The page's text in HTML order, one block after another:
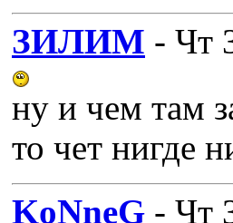
ЗИЛИМ - Чт
ну и чем там
то чет нигде
KoNneG - Чт